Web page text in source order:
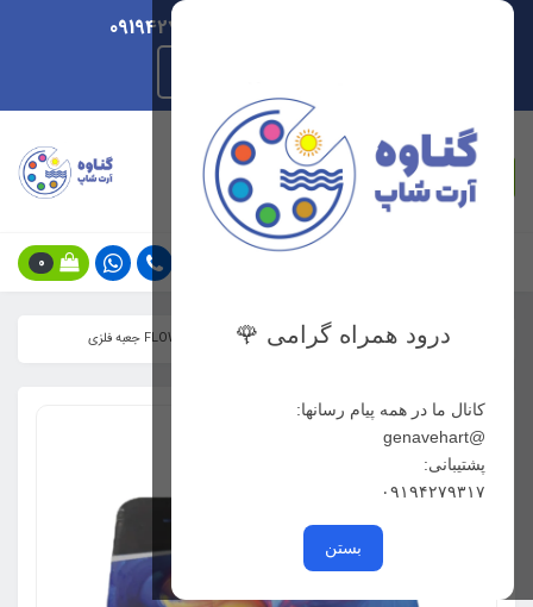
درود همراه گرامی 🌹
کانال ما در همه پیام رسانها:
@genavehart
پشتیبانی:
۰۹۱۹۴۲۷۹۳۱۷
بستن
جستجو
0
فهرست محصولات مدادرنگی 48 رنگ فلووود FLOWood جعبه فلزی